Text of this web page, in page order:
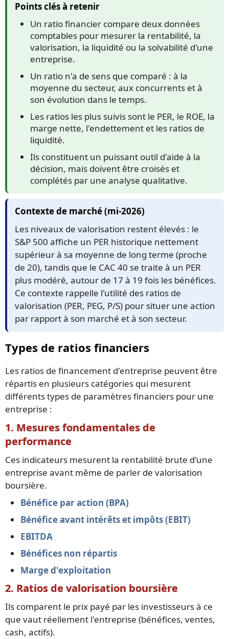
Points clés à retenir
Un ratio financier compare deux données
comptables pour mesurer la rentabilité, la
valorisation, la liquidité ou la solvabilité d'une
entreprise.
Un ratio n'a de sens que comparé : à la
moyenne du secteur, aux concurrents et à
son évolution dans le temps.
Les ratios les plus suivis sont le PER, le ROE, la
marge nette, l'endettement et les ratios de
liquidité.
Ils constituent un puissant outil d'aide à la
décision, mais doivent être croisés et
complétés par une analyse qualitative.
Contexte de marché (mi-2026)
Les niveaux de valorisation restent élevés : le
S&P 500 affiche un PER historique nettement
supérieur à sa moyenne de long terme (proche
de 20), tandis que le CAC 40 se traite à un PER
plus modéré, autour de 17 à 19 fois les bénéfices.
Ce contexte rappelle l'utilité des ratios de
valorisation (PER, PEG, P/S) pour situer une action
par rapport à son marché et à son secteur.
Types de ratios financiers
Les ratios de financement d'entreprise peuvent être
répartis en plusieurs catégories qui mesurent
différents types de paramètres financiers pour une
entreprise :
1. Mesures fondamentales de
performance
Ces indicateurs mesurent la rentabilité brute d'une
entreprise avant même de parler de valorisation
boursière.
Bénéfice par action (BPA)
Bénéfice avant intérêts et impôts (EBIT)
EBITDA
Bénéfices non répartis
Marge d'exploitation
2. Ratios de valorisation boursière
Ils comparent le prix payé par les investisseurs à ce
que vaut réellement l'entreprise (bénéfices, ventes,
cash, actifs).